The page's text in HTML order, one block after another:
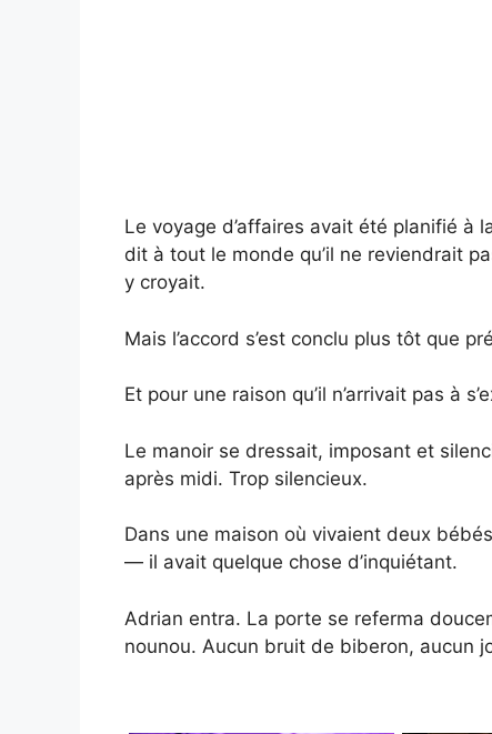
Le voyage d’affaires avait été planifié
dit à tout le monde qu’il ne reviendrait
y croyait.
Mais l’accord s’est conclu plus tôt que
Et pour une raison qu’il n’arrivait pas à
Le manoir se dressait, imposant et
après midi. Trop silencieux.
Dans une maison où vivaient deux
— il avait quelque chose d’inquiétant.
Adrian entra. La porte se referma
nounou. Aucun bruit de biberon, aucun